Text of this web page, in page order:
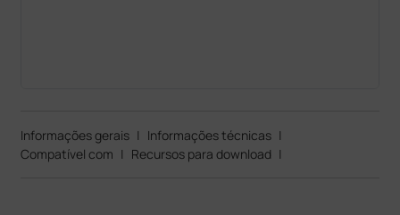
Informações gerais | Informações técnicas |
Compatível com | Recursos para download |